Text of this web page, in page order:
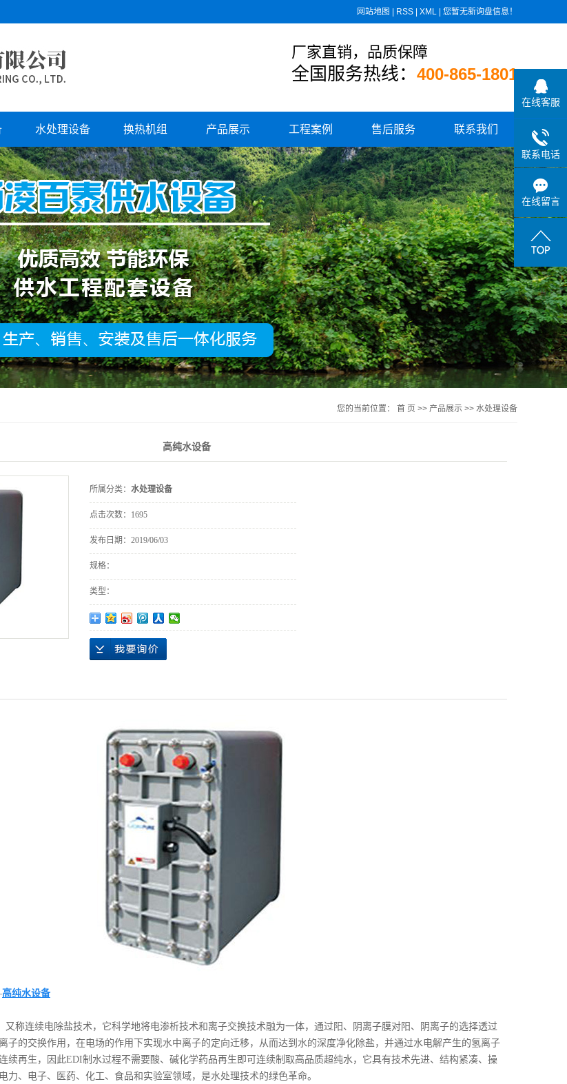
网站地图 RSS XML 您暂无新询盘信息！
厂家直销，品质保障
全国服务热线： 400-865-1801
水处理设备 换热机组 产品展示 工程案例
住宅小区供水
城乡水厂供水
学校、医院供水
高速公路供水
小区板式换热设备
消防气体顶压设备
一体化净水器
售后服务 联系我们
您的当前位置： 首 页 >> 产品展示 >> 水处理设备
高纯水设备
所属分类： 水处理设备
点击次数： 1695
发布日期： 2019/06/03
规格：
类型：
高纯水设备
又称连续电除盐技术，它科学地将电渗析技术和离子交换技术融为一体，通过阳、阴离子膜对阳、阴离子的选择透过
子的交换作用，在电场的作用下实现水中离子的定向迁移，从而达到水的深度净化除盐，并通过水电解产生的氢离子
续再生，因此EDI制水过程不需要酸、碱化学药品再生即可连续制取高品质超纯水，它具有技术先进、结构紧凑、操
力、电子、医药、化工、食品和实验室领域，是水处理技术的绿色革命。
在线客服
联系电话
在线留言